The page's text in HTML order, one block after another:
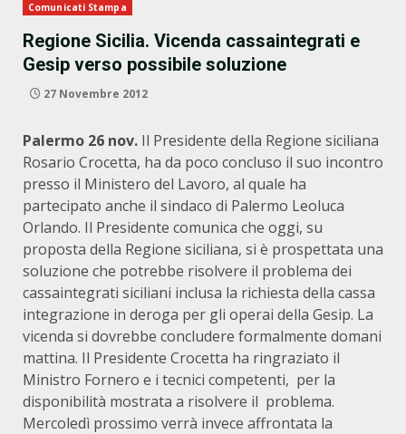
Comunicati Stampa
Regione Sicilia. Vicenda cassaintegrati e
Gesip verso possibile soluzione
27 Novembre 2012
Palermo 26 nov. Il Presidente della Regione siciliana
Rosario Crocetta, ha da poco concluso il suo incontro
presso il Ministero del Lavoro, al quale ha
partecipato anche il sindaco di Palermo Leoluca
Orlando. Il Presidente comunica che oggi, su
proposta della Regione siciliana, si è prospettata una
soluzione che potrebbe risolvere il problema dei
cassaintegrati siciliani inclusa la richiesta della cassa
integrazione in deroga per gli operai della Gesip. La
vicenda si dovrebbe concludere formalmente domani
mattina. Il Presidente Crocetta ha ringraziato il
Ministro Fornero e i tecnici competenti, per la
disponibilità mostrata a risolvere il problema.
Mercoledì prossimo verrà invece affrontata la